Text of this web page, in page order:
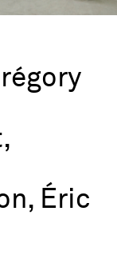
Éric